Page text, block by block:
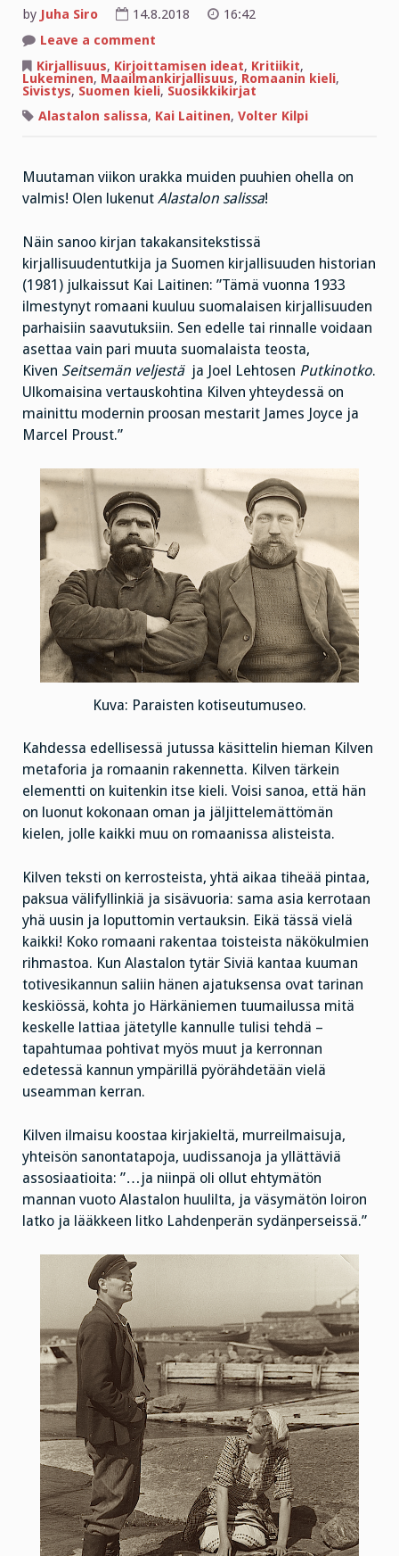
by Juha Siro 14.8.2018
16:42
Leave a comment
loiron
latko
ja
lääkkeen
litko
Lahdeperän
Kirjallisuus, Kirjoittamisen ideat, Kritiikit,
Lukeminen, Maailmankirjallisuus, Romaanin kieli,
Sivistys, Suomen kieli, Suosikkikirjat
Alastalon salissa, Kai Laitinen, Volter Kilpi
Muutaman viikon urakka muiden puuhien ohella on
valmis! Olen lukenut Alastalon salissa!
Näin sanoo kirjan takakansitekstissä
kirjallisuudentutkija ja Suomen kirjallisuuden historian
(1981) julkaissut Kai Laitinen: ”Tämä vuonna 1933
ilmestynyt romaani kuuluu suomalaisen kirjallisuuden
parhaisiin saavutuksiin. Sen edelle tai rinnalle voidaan
asettaa vain pari muuta suomalaista teosta,
Kiven Seitsemän veljestä ja Joel Lehtosen Putkinotko.
Ulkomaisina vertauskohtina Kilven yhteydessä on
mainittu modernin proosan mestarit James Joyce ja
Marcel Proust.”
Kuva: Paraisten kotiseutumuseo.
Kahdessa edellisessä jutussa käsittelin hieman Kilven
metaforia ja romaanin rakennetta. Kilven tärkein
elementti on kuitenkin itse kieli. Voisi sanoa, että hän
on luonut kokonaan oman ja jäljittelemättömän
kielen, jolle kaikki muu on romaanissa alisteista.
Kilven teksti on kerrosteista, yhtä aikaa tiheää pintaa,
paksua välifyllinkiä ja sisävuoria: sama asia kerrotaan
yhä uusin ja loputtomin vertauksin. Eikä tässä vielä
kaikki! Koko romaani rakentaa toisteista näkökulmien
rihmastoa. Kun Alastalon tytär Siviä kantaa kuuman
totivesikannun saliin hänen ajatuksensa ovat tarinan
keskiössä, kohta jo Härkäniemen tuumailussa mitä
keskelle lattiaa jätetylle kannulle tulisi tehdä –
tapahtumaa pohtivat myös muut ja kerronnan
edetessä kannun ympärillä pyörähdetään vielä
useamman kerran.
Kilven ilmaisu koostaa kirjakieltä, murreilmaisuja,
yhteisön sanontatapoja, uudissanoja ja yllättäviä
assosiaatioita: ”…ja niinpä oli ollut ehtymätön
mannan vuoto Alastalon huulilta, ja väsymätön loiron
latko ja lääkkeen litko Lahdenperän sydänperseissä.”